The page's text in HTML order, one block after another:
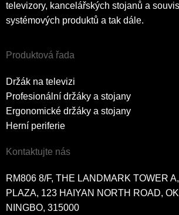
televizory, kancelářských stojanů a
systémových produktů a tak dále.
Produktová řada
Držák na televizi
Profesionální držáky a stojany
Ergonomické držáky a stojany
Herní periferie
Kontaktujte nás
RM806 8/F, THE LANDMARK TOWER
PLAZA, 123 HAIYAN NORTH ROAD,
NINGBO, 315000